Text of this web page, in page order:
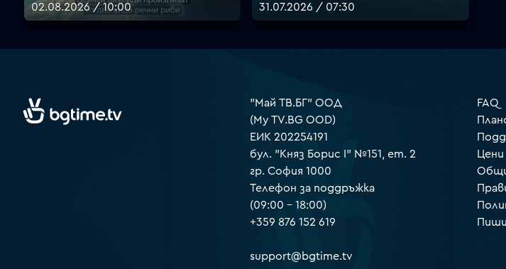
02.08.2026 / 10:00 31.07.2026 / 07:30
"Май ТВ.БГ" ООД
(My TV.BG OOD)
ЕИК 202254191
бул. "Княз Борис I" №151, ет. 2
гр. София 1000
Телефон за поддръжка
(09:00 – 18:00)
+359 876 152 619
support@bgtime.tv
FAQ
Цени